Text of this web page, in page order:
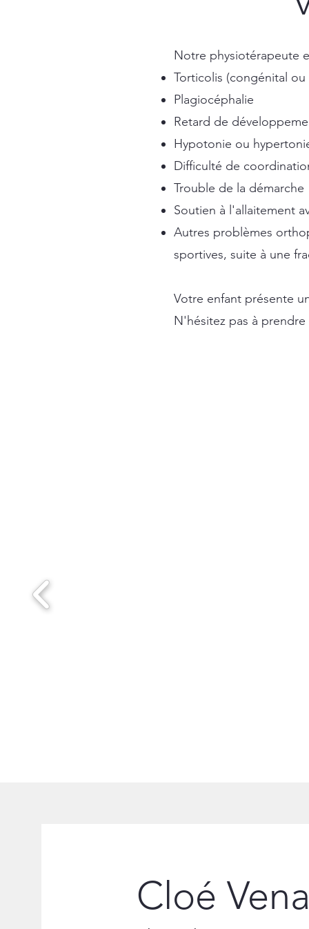
Notre physiotérapeute
Torticolis (congénital
Plagiocéphalie
Retard de
Hypotonie ou
Difficulté de
Trouble de la démarche
Soutien à l'allaitement
Autres problèmes
sportives, suite à une
Votre enfant présente
N'hésitez pas à
Cloé